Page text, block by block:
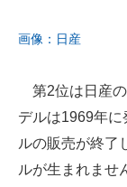
画像：日産
第2位は日産の
デルは1969年
ルの販売が終了
ルが生まれませ